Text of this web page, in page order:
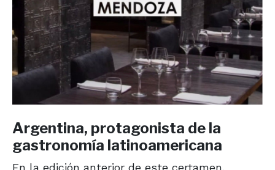
Argentina, protagonista de la
gastronomía latinoamericana
En la edición anterior de este certamen,